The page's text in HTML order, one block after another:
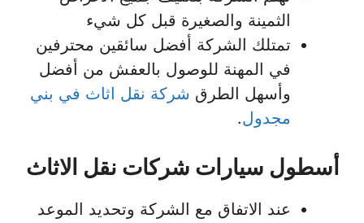
الثمينة والصغيرة قبل كل شيء
تمتلك الشركة أفضل سائقين محترفين
في المهنة للوصول بالعفش من أفضل
وأسهل الطرق شركة نقل اثاث في بني
مجدول.
أسطول سيارات شركات نقل الاثاث
عند الاتفاق مع الشركة وتحديد الموعد